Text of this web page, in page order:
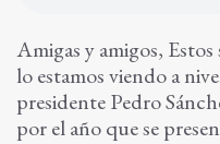
Amigas y amigos,
lo estamos viendo a
presidente Pedro
por el año que se